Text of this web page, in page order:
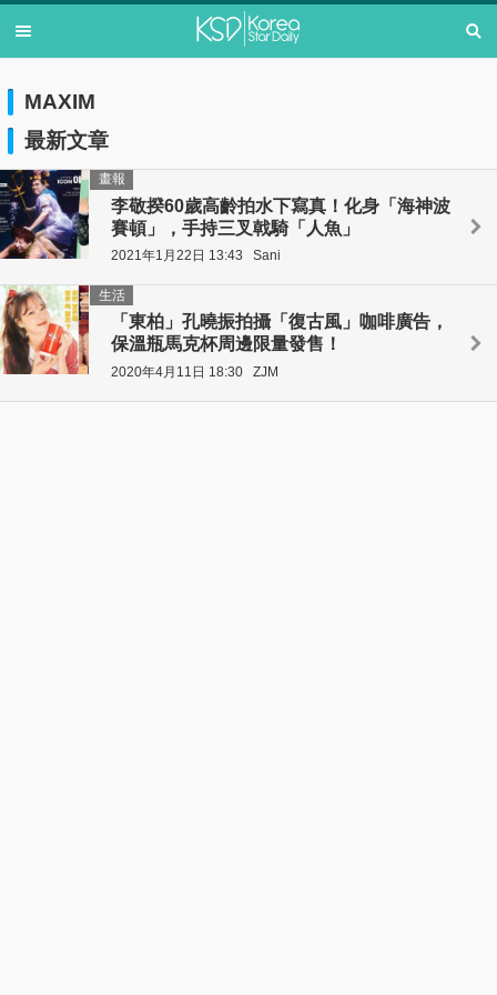
MAXIM
最新文章
李敬揆60歲高齡拍水下寫真！化身「海神波
賽頓」，手持三叉戟騎「人魚」
畫報
2021年1月22日 13:43 Sani
「東柏」孔曉振拍攝「復古風」咖啡廣告，
保溫瓶馬克杯周邊限量發售！
生活
2020年4月11日 18:30 ZJM